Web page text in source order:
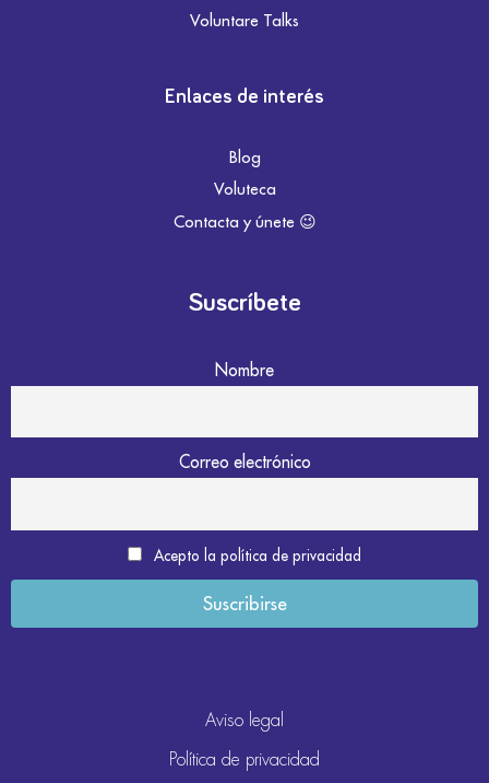
Voluntare Talks
Enlaces de interés
Blog
Voluteca
Contacta y únete 😉
Suscríbete
Nombre
Correo electrónico
Acepto la política de privacidad
Aviso legal
Política de privacidad